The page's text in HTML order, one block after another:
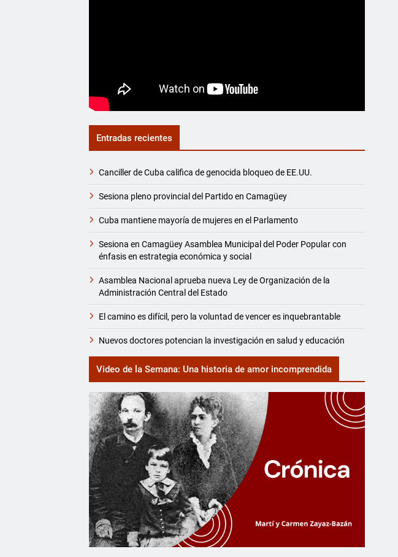
Entradas recientes
Canciller de Cuba califica de genocida bloqueo de EE.UU.
Sesiona pleno provincial del Partido en Camagüey
Cuba mantiene mayoría de mujeres en el Parlamento
Sesiona en Camagüey Asamblea Municipal del Poder Popular con
énfasis en estrategia económica y social
Asamblea Nacional aprueba nueva Ley de Organización de la
Administración Central del Estado
El camino es difícil, pero la voluntad de vencer es inquebrantable
Nuevos doctores potencian la investigación en salud y educación
Video de la Semana: Una historia de amor incomprendida